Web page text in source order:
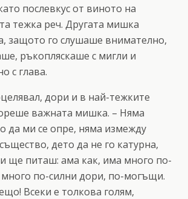
послевкус от виното на
тежка реч. Другата мишка
защото го слушаше внимателно,
ръкопляскаше с мигли и
с глава.
дори и в най-тежките
важната мишка. – Няма
да ми се опре, няма измежду
дето да не го катурна,
ще питаш: ама как, има много по-
много по-силни дори, по-могъщи.
Всеки е толкова голям,